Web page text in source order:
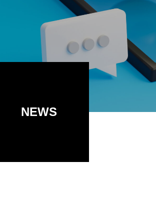
ラ補助金・助成金情報 – 23区
④（千代田区・豊島区・中野
区・練馬区・文京区・港区・
目黒区）
NEWS